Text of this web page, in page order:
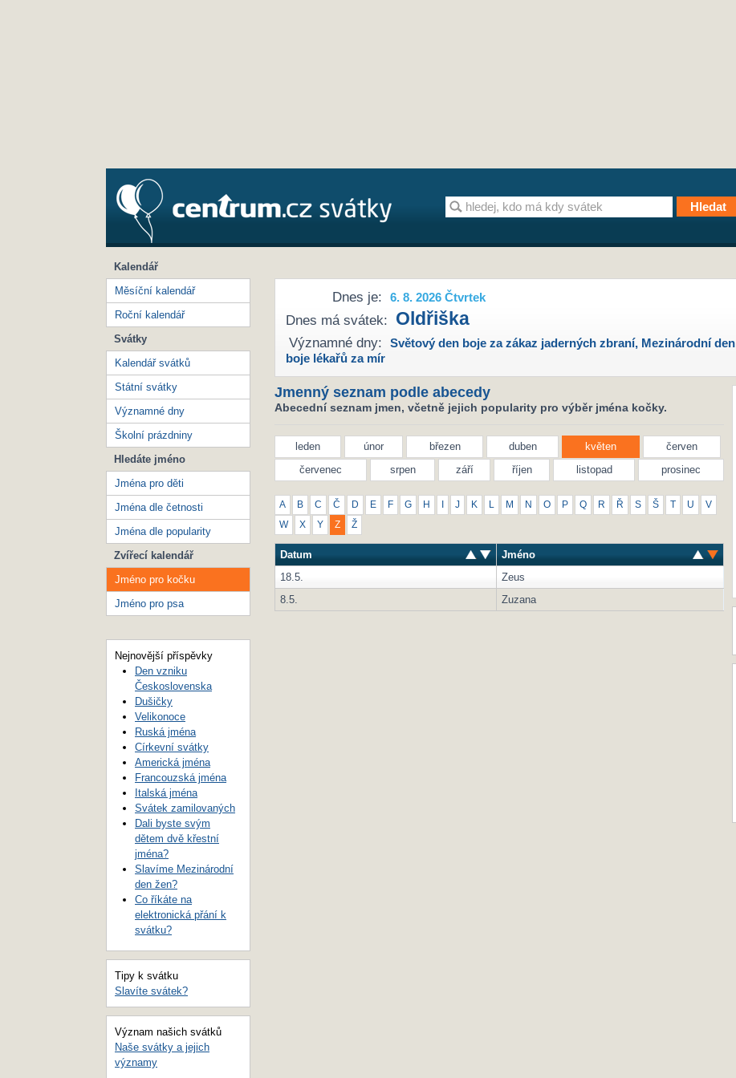
Dnes je: 6. 8. 2026 Čtvrtek
Dnes má svátek: Oldřiška
Významné dny: Světový den boje za zákaz jaderných zbraní, Mezinárodní den
boje lékařů za mír
Jmenný seznam podle abecedy
Abecední seznam jmen, včetně jejich popularity pro výběr jména kočky.
leden únor březen duben květen
červen
červenec
srpen září říjen listopad prosinec
A B C Č D E F G H J K M N O P Q R Ř S Š T U V
W X Y Z Ž
Datum
Jméno
18.5.
Zeus
8.5.
Zuzana
Kalendář
Měsíční kalendář
Roční kalendář
Svátky
Kalendář svátků
Státní svátky
Významné dny
Školní prázdniny
Hledáte jméno
Jména pro děti
Jména dle četnosti
Jména dle popularity
Zvířecí kalendář
Jméno pro kočku
Jméno pro psa
Nejnovější příspěvky
Den vzniku
Československa
Dušičky
Velikonoce
Ruská jména
Církevní svátky
Americká jména
Francouzská jména
Italská jména
Svátek zamilovaných
Dali byste svým
dětem dvě křestní
jména?
Slavíme Mezinárodní
den žen?
Co říkáte na
elektronická přání k
svátku?
Tipy k svátku
Slavíte svátek?
Význam našich svátků
Naše svátky a jejich
významy